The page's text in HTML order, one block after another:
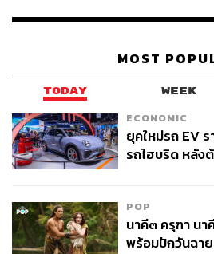
MOST
TODAY WEEK
ECONOMIC
ยุคใหม่รถ EV ร
รถไฮบริด หลัง
POP
นาคี๓ ครุฑา น
พร้อมปักวันฉา